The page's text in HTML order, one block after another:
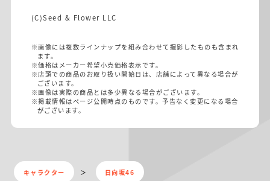
(C)Seed & Flower LLC
※画像には複数ラインナップを組み合わせて撮影したものも含まれ
ます。
※価格はメーカー希望小売価格表示です。
※店頭での商品のお取り扱い開始日は、店舗によって異なる場合が
ございます。
※画像は実際の商品とは多少異なる場合がございます。
※掲載情報はページ公開時点のものです。予告なく変更になる場合
がございます。
キャラクター 日向坂46